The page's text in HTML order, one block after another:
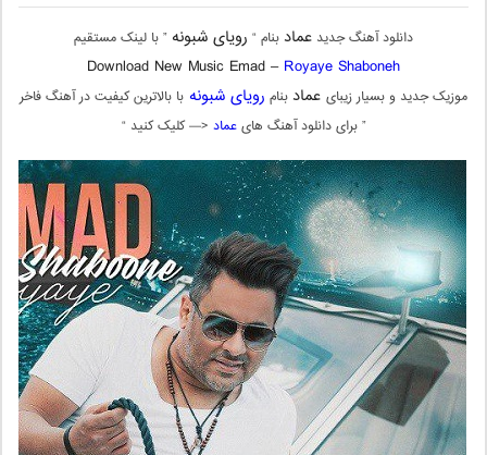
دانلود آهنگ جدید عماد بنام “ رویای شبونه ” با لینک مستقیم
Download New Music Emad – Royaye Shaboneh
موزیک جدید و بسیار زیبای عماد بنام رویای شبونه با بالاترین کیفیت در آهنگ فاخر
” برای دانلود آهنگ هایعماد <— کلیک کنید “